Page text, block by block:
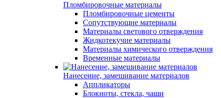
Пломбировочные материалы
Пломбировочные цементы
Сопутствующие материалы
Материалы светового отверждения
Жидкотекучие материалы
Материалы химического отверждения
Временные материалы
Нанесение, замешивание материалов
Аппликаторы
Блокноты, стекла, чаши